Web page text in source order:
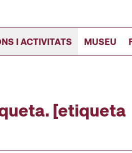
I ACTIVITATS MUSEU
[etiqueta